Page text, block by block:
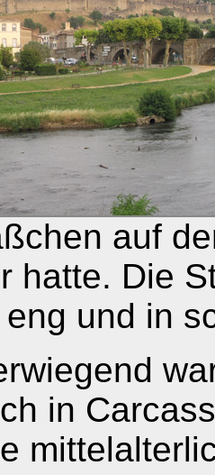
auf
hatte. Die
und in
in